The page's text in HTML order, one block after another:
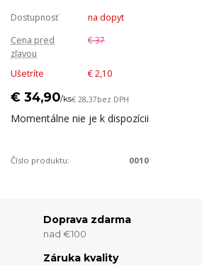
Dostupnosť
na dopyt
Cena pred
zľavou
€ 37
Ušetríte € 2,10
€ 34,90/ks€ 28,37bez DPH
Momentálne nie je k dispozícii
Číslo produktu: 0010
Doprava zdarma
nad €100
Záruka kvality